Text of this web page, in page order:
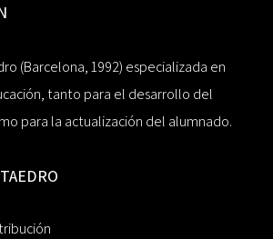
(Barcelona, 1992) especializada en
tanto para el desarrollo del
para la actualización del alumnado.